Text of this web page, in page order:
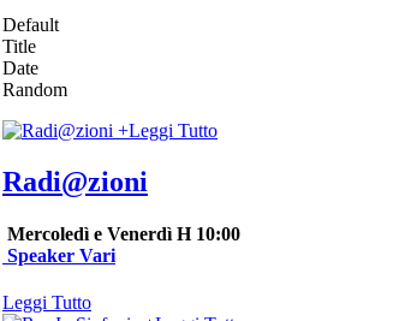
Default
Title
Date
Random
+Leggi Tutto
Radi@zioni
Mercoledì e Venerdì H 10:00
Speaker Vari
Leggi Tutto